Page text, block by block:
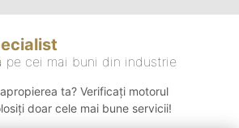
pe cei mai buni din industrie
ta? Verificați motorul
doar cele mai bune servicii!